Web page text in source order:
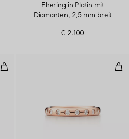
Ehering in Platin mit
Diamanten, 2,5 mm breit
€ 2.100
Bandring